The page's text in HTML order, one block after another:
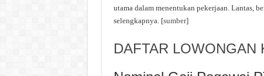
utama dalam menentukan pekerjaan. Lantas,
selengkapnya. [sumber]
DAFTAR LOWONGAN